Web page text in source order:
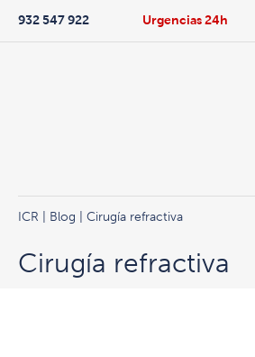
Urgencias 24h
932 547 922
ICR Blog | Cirugía refractiva
Cirugía refractiva